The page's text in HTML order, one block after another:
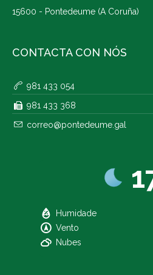
15600 - Pontedeume (A Coruña)
CONTACTA CON NÓS
981 433 054
981 433 368
correo@pontedeume.gal
Humidade
Vento
Nubes